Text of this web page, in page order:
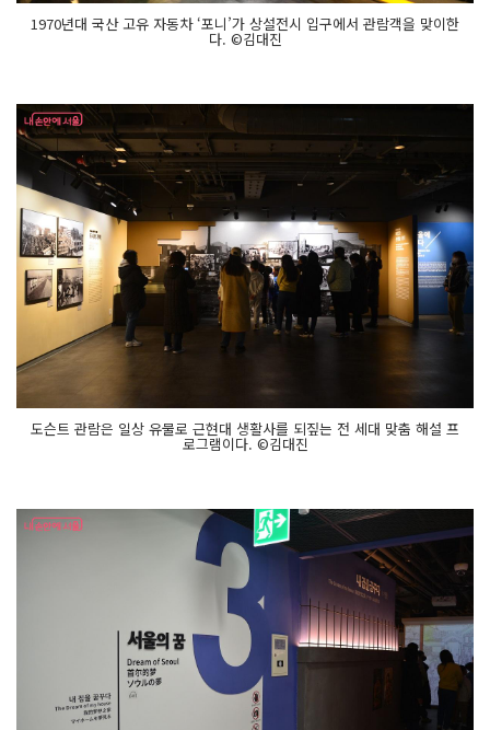
1970년대 국산 고유 자동차 ‘포니’가 상설전시 입구에서 관람객을 맞이한
다. ©김대진
도슨트 관람은 일상 유물로 근현대 생활사를 되짚는 전 세대 맞춤 해설 프
로그램이다. ©김대진